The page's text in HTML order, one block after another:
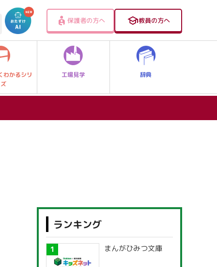
保護者の方へ 教員の方へ
わかるシリ
工場見学 辞典
ランキング
まんがひみつ文庫